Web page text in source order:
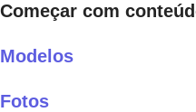
Começar com
Modelos
Fotos